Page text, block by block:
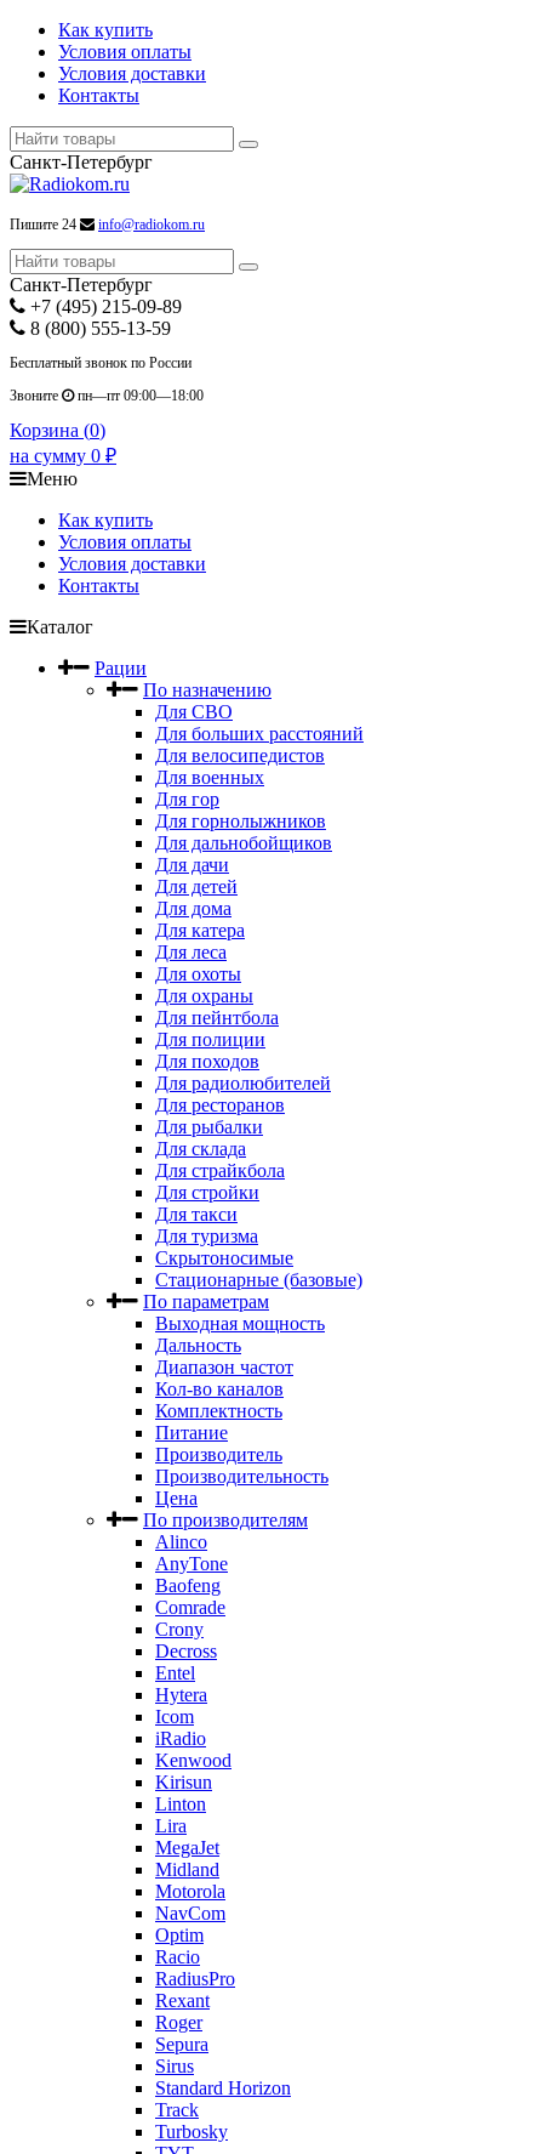
Как купить
Условия оплаты
Условия доставки
Контакты
Санкт-Петербург
Пишите 24 info@radiokom.ru
Санкт-Петербург
+7 (495) 215-09-89
8 (800) 555-13-59
Бесплатный звонок по России
Звоните
пн—пт 09:00—18:00
Корзина (0)
на сумму 0 ₽
Меню
Как купить
Условия оплаты
Условия доставки
Контакты
Каталог
Рации
По назначению
Для СВО
Для больших расстояний
Для велосипедистов
Для военных
Для гор
Для горнолыжников
Для дальнобойщиков
Для дачи
Для детей
Для дома
Для катера
Для леса
Для охоты
Для охраны
Для пейнтбола
Для полиции
Для походов
Для радиолюбителей
Для ресторанов
Для рыбалки
Для склада
Для страйкбола
Для стройки
Для такси
Для туризма
Скрытоносимые
Стационарные (базовые)
По параметрам
Выходная мощность
Дальность
Диапазон частот
Кол-во каналов
Комплектность
Питание
Производитель
Производительность
Цена
По производителям
Alinco
AnyTone
Baofeng
Comrade
Crony
Decross
Entel
Hytera
Icom
iRadio
Kenwood
Kirisun
Linton
Lira
MegaJet
Midland
Motorola
NavCom
Optim
Racio
RadiusPro
Rexant
Roger
Sepura
Sirus
Standard Horizon
Track
Turbosky